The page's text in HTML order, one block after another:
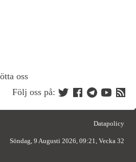
oss
Följ oss på:
Datapolicy
Söndag, 9 Augusti 2026, 09:21, Vecka 32